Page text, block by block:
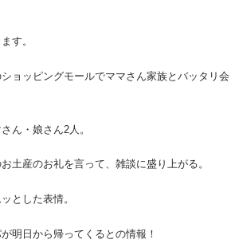
す。
ョッピングモールでママさん家族とバッタリ会
ん・娘さん2人。
土産のお礼を言って、雑談に盛り上がる。
とした表情。
明日から帰ってくるとの情報！